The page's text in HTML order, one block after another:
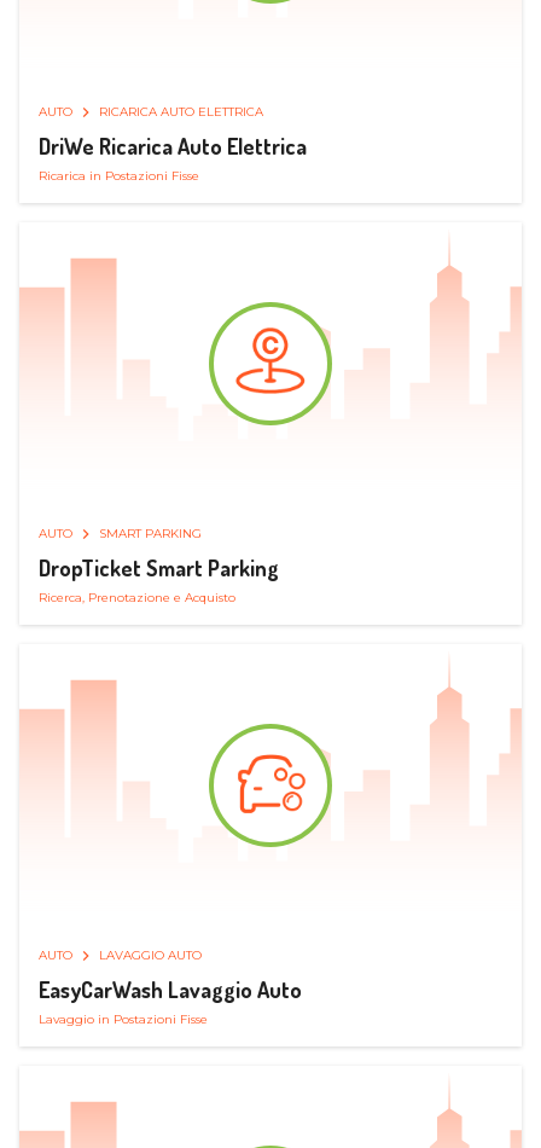
AUTO RICARICA AUTO ELETTRICA
DriWe Ricarica Auto Elettrica
Ricarica in Postazioni Fisse
AUTO SMART PARKING
DropTicket Smart Parking
Ricerca, Prenotazione e Acquisto
AUTO LAVAGGIO AUTO
EasyCarWash Lavaggio Auto
Lavaggio in Postazioni Fisse